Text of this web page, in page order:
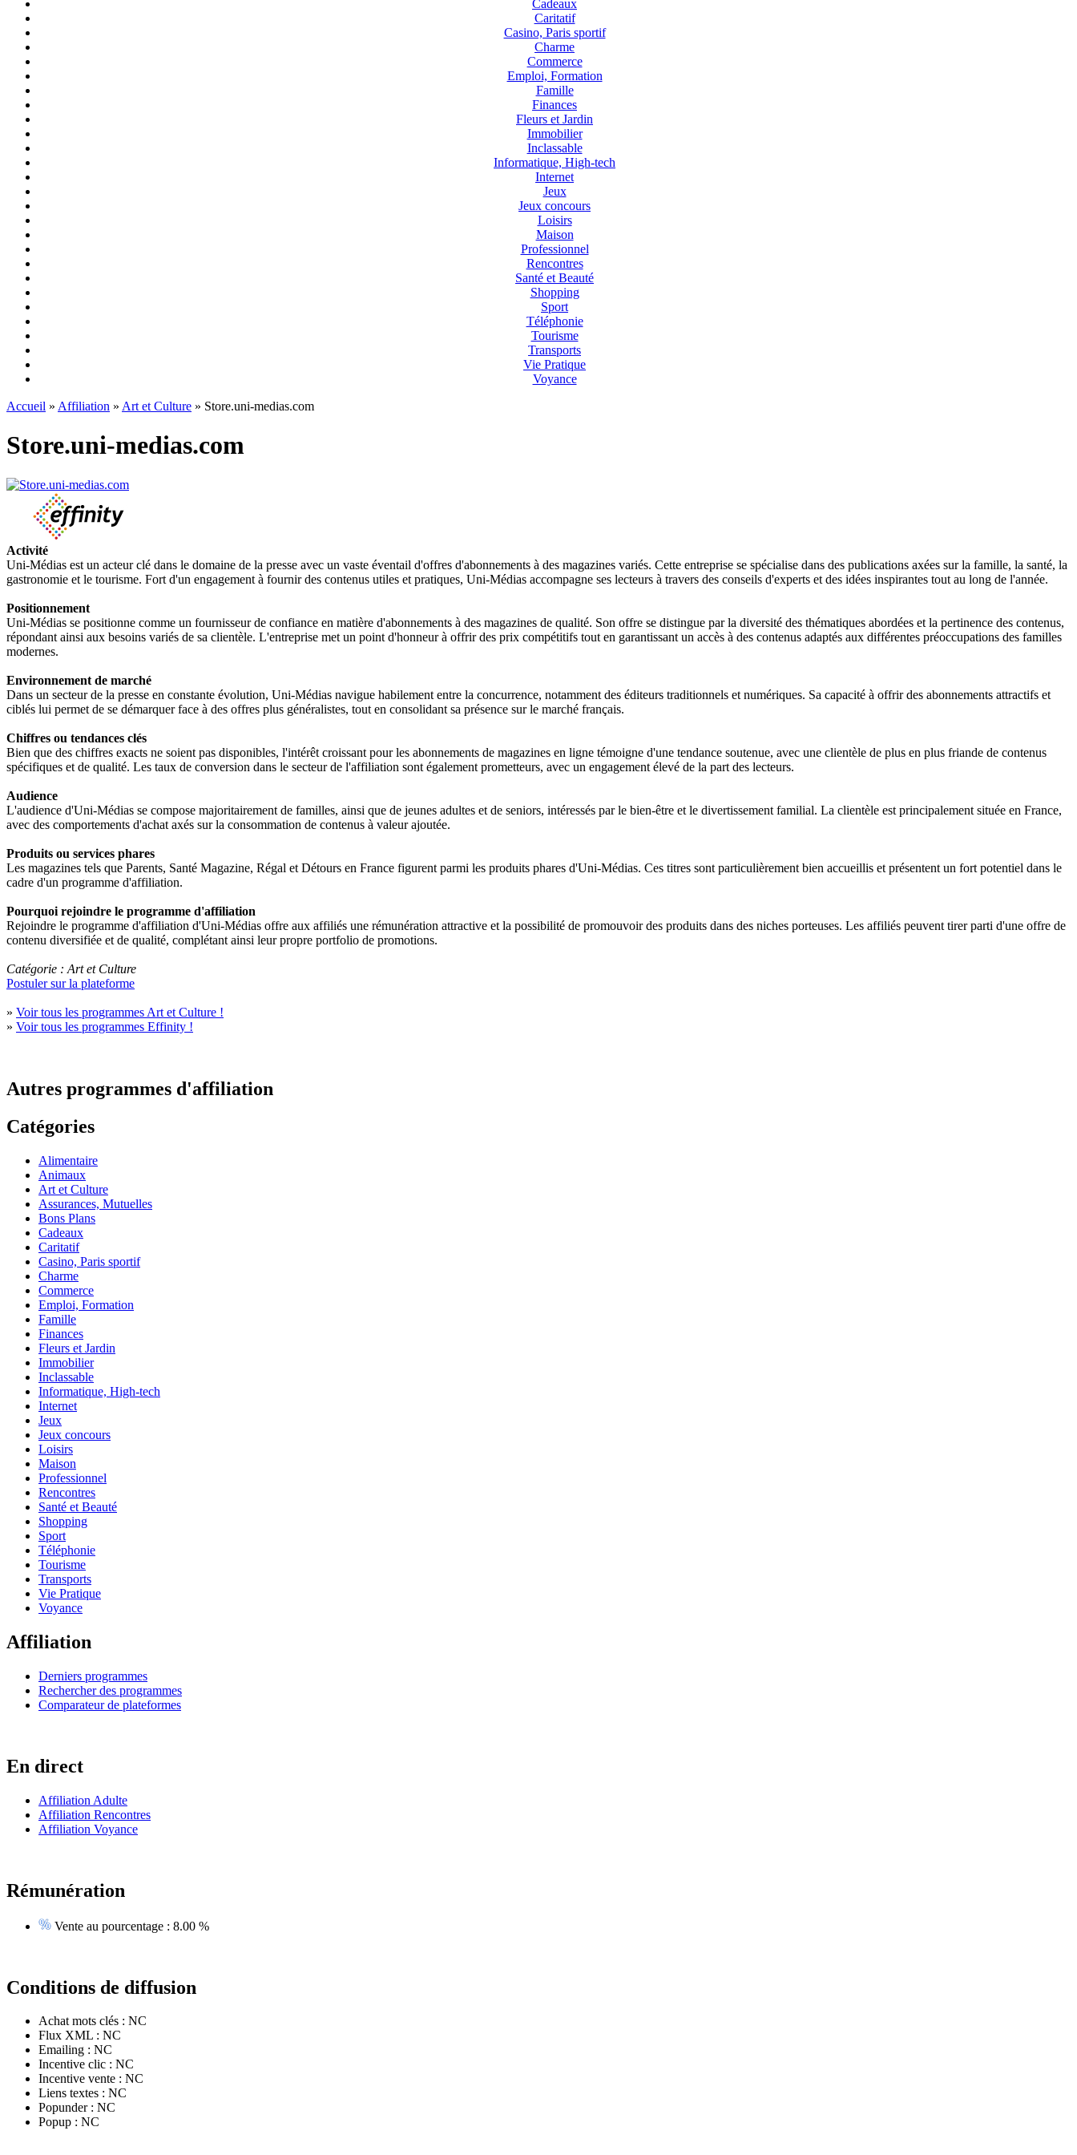
Cadeaux
Caritatif
Casino, Paris sportif
Charme
Commerce
Emploi, Formation
Famille
Finances
Fleurs et Jardin
Immobilier
Inclassable
Informatique, High-tech
Internet
Jeux
Jeux concours
Loisirs
Maison
Professionnel
Rencontres
Santé et Beauté
Shopping
Sport
Téléphonie
Tourisme
Transports
Vie Pratique
Voyance
Accueil » Affiliation » Art et Culture » Store.uni-medias.com
Store.uni-medias.com
Activité
Uni-Médias est un acteur clé dans le domaine de la presse avec un vaste éventail d'offres d'abonnements à des magazines variés. Cette entreprise se spécialise dans des publications axées sur la famille, la santé, la
gastronomie et le tourisme. Fort d'un engagement à fournir des contenus utiles et pratiques, Uni-Médias accompagne ses lecteurs à travers des conseils d'experts et des idées inspirantes tout au long de l'année.
Positionnement
Uni-Médias se positionne comme un fournisseur de confiance en matière d'abonnements à des magazines de qualité. Son offre se distingue par la diversité des thématiques abordées et la pertinence des contenus,
répondant ainsi aux besoins variés de sa clientèle. L'entreprise met un point d'honneur à offrir des prix compétitifs tout en garantissant un accès à des contenus adaptés aux différentes préoccupations des familles
modernes.
Environnement de marché
Dans un secteur de la presse en constante évolution, Uni-Médias navigue habilement entre la concurrence, notamment des éditeurs traditionnels et numériques. Sa capacité à offrir des abonnements attractifs et
ciblés lui permet de se démarquer face à des offres plus généralistes, tout en consolidant sa présence sur le marché français.
Chiffres ou tendances clés
Bien que des chiffres exacts ne soient pas disponibles, l'intérêt croissant pour les abonnements de magazines en ligne témoigne d'une tendance soutenue, avec une clientèle de plus en plus friande de contenus
spécifiques et de qualité. Les taux de conversion dans le secteur de l'affiliation sont également prometteurs, avec un engagement élevé de la part des lecteurs.
Audience
L'audience d'Uni-Médias se compose majoritairement de familles, ainsi que de jeunes adultes et de seniors, intéressés par le bien-être et le divertissement familial. La clientèle est principalement située en France,
avec des comportements d'achat axés sur la consommation de contenus à valeur ajoutée.
Produits ou services phares
Les magazines tels que Parents, Santé Magazine, Régal et Détours en France figurent parmi les produits phares d'Uni-Médias. Ces titres sont particulièrement bien accueillis et présentent un fort potentiel dans le
cadre d'un programme d'affiliation.
Pourquoi rejoindre le programme d'affiliation
Rejoindre le programme d'affiliation d'Uni-Médias offre aux affiliés une rémunération attractive et la possibilité de promouvoir des produits dans des niches porteuses. Les affiliés peuvent tirer parti d'une offre de
contenu diversifiée et de qualité, complétant ainsi leur propre portfolio de promotions.
Catégorie : Art et Culture
Postuler sur la plateforme
» Voir tous les programmes Art et Culture !
» Voir tous les programmes Effinity !
Autres programmes d'affiliation
Catégories
Alimentaire
Animaux
Art et Culture
Assurances, Mutuelles
Bons Plans
Cadeaux
Caritatif
Casino, Paris sportif
Charme
Commerce
Emploi, Formation
Famille
Finances
Fleurs et Jardin
Immobilier
Inclassable
Informatique, High-tech
Internet
Jeux
Jeux concours
Loisirs
Maison
Professionnel
Rencontres
Santé et Beauté
Shopping
Sport
Téléphonie
Tourisme
Transports
Vie Pratique
Voyance
Affiliation
Derniers programmes
Rechercher des programmes
Comparateur de plateformes
En direct
Affiliation Adulte
Affiliation Rencontres
Affiliation Voyance
Rémunération
Vente au pourcentage : 8.00 %
Conditions de diffusion
Achat mots clés : NC
Flux XML : NC
Emailing : NC
Incentive clic : NC
Incentive vente : NC
Liens textes : NC
Popunder : NC
Popup : NC